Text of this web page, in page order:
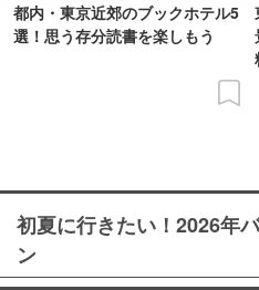
都内・東京近郊のブックホテル5
選！思う存分読書を楽しもう
初夏に行きたい！2026年
ン